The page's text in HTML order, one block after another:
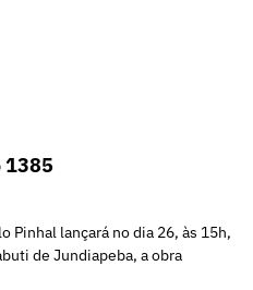
1385
Pinhal lançará no dia 26, às 15h,
de Jundiapeba, a obra